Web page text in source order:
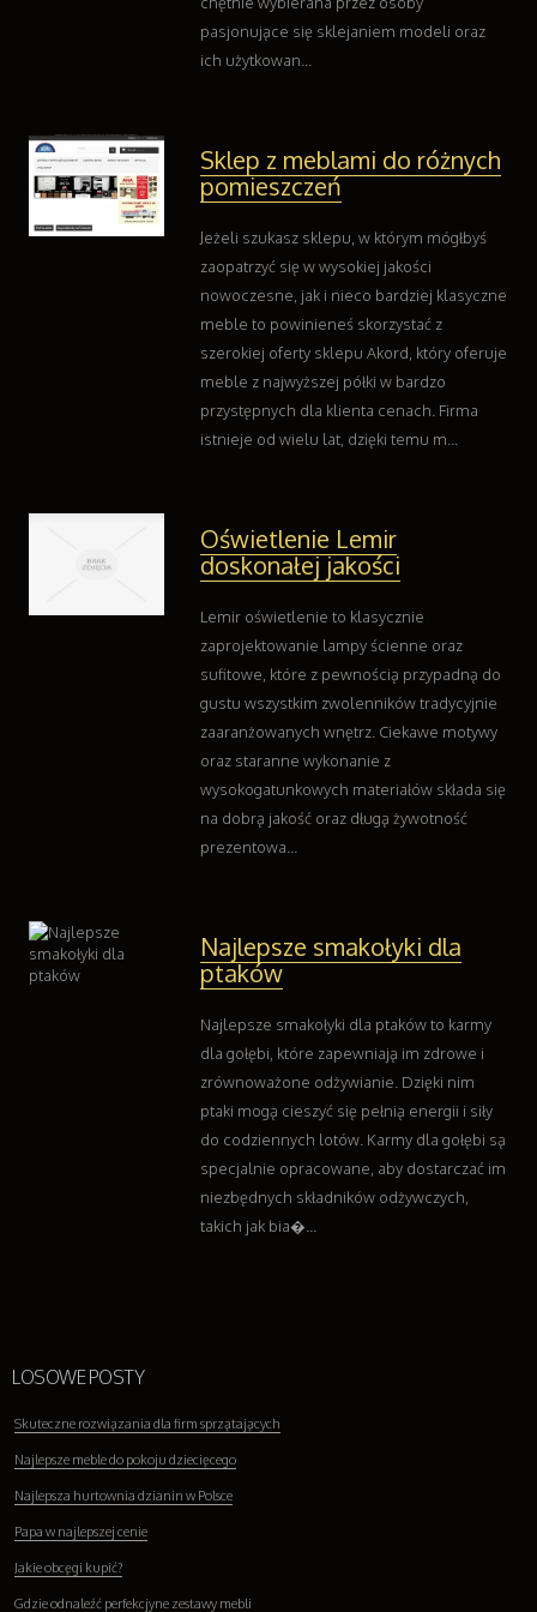
Kontakt
pasjonujące się sklejaniem modeli oraz
ich użytkowan...
Sklep z meblami do różnych
pomieszczeń
Jeżeli szukasz sklepu, w którym mógłbyś
zaopatrzyć się w wysokiej jakości
nowoczesne, jak i nieco bardziej klasyczne
meble to powinieneś skorzystać z
szerokiej oferty sklepu Akord, który oferuje
meble z najwyższej półki w bardzo
przystępnych dla klienta cenach. Firma
istnieje od wielu lat, dzięki temu m...
Oświetlenie Lemir
doskonałej jakości
Lemir oświetlenie to klasycznie
zaprojektowanie lampy ścienne oraz
sufitowe, które z pewnością przypadną do
gustu wszystkim zwolenników tradycyjnie
zaaranżowanych wnętrz. Ciekawe motywy
oraz staranne wykonanie z
wysokogatunkowych materiałów składa się
na dobrą jakość oraz długą żywotność
prezentowa...
Najlepsze smakołyki dla
ptaków
Najlepsze smakołyki dla ptaków to karmy
dla gołębi, które zapewniają im zdrowe i
zrównoważone odżywianie. Dzięki nim
ptaki mogą cieszyć się pełnią energii i siły
do codziennych lotów. Karmy dla gołębi są
specjalnie opracowane, aby dostarczać im
niezbędnych składników odżywczych,
takich jak bia�...
LOSOWE POSTY
Skuteczne rozwiązania dla firm sprzątających
Najlepsze meble do pokoju dziecięcego
Najlepsza hurtownia dzianin w Polsce
Papa w najlepszej cenie
Jakie obcęgi kupić?
Gdzie odnaleźć perfekcjyne zestawy mebli